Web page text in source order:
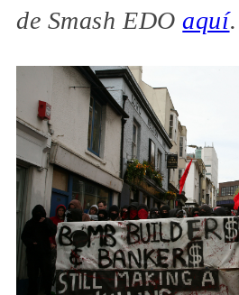
de Smash EDOaquí.